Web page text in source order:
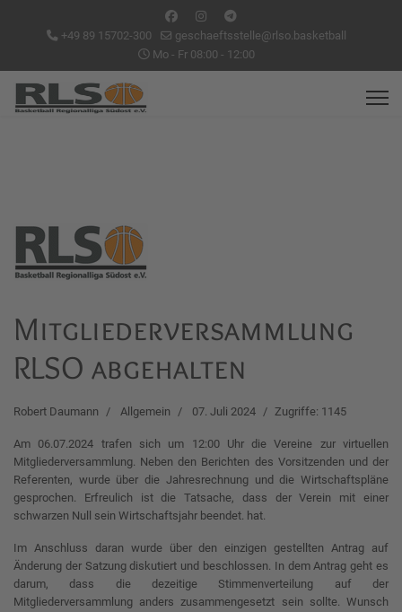
+49 89 15702-300
geschaeftsstelle@rlso.basketball
Mo - Fr 08:00 - 12:00
Mitgliederversammlung
RLSO abgehalten
Robert Daumann Allgemein 07. Juli 2024 Zugriffe: 1145
Am 06.07.2024 trafen sich um 12:00 Uhr die Vereine zur virtuellen
Mitgliederversammlung. Neben den Berichten des Vorsitzenden und der
Referenten, wurde über die Jahresrechnung und die Wirtschaftspläne
gesprochen. Erfreulich ist die Tatsache, dass der Verein mit einer
schwarzen Null sein Wirtschaftsjahr beendet. hat.
Im Anschluss daran wurde über den einzigen gestellten Antrag auf
Änderung der Satzung diskutiert und beschlossen. In dem Antrag geht es
darum, dass die dezeitige Stimmenverteilung auf der
Mitgliederversammlung anders zusammengesetzt sein sollte. Wunsch